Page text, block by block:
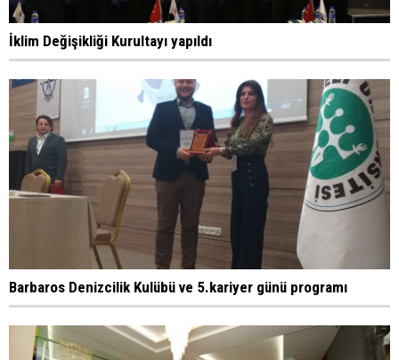
İklim Değişikliği Kurultayı yapıldı
Barbaros Denizcilik Kulübü ve 5.kariyer günü programı